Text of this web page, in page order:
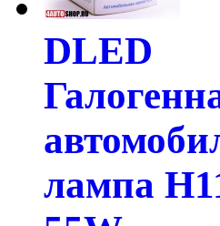
DLED
лампа